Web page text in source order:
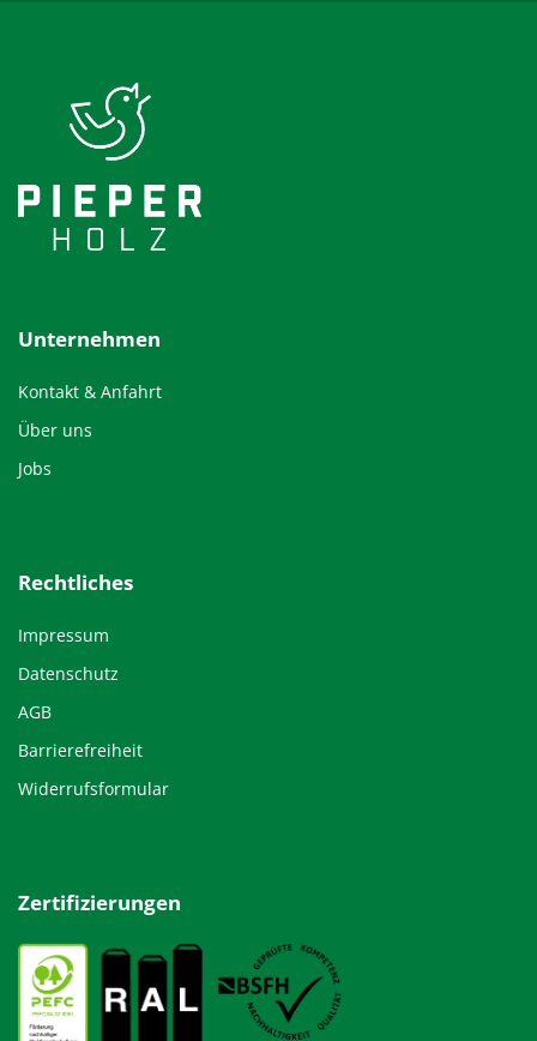
Unternehmen
Kontakt & Anfahrt
Über uns
Jobs
Rechtliches
Impressum
Datenschutz
AGB
Barrierefreiheit
Widerrufsformular
Zertifizierungen